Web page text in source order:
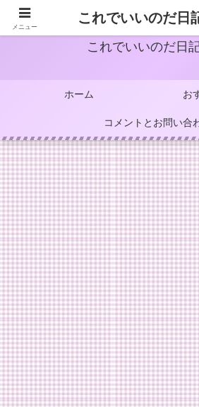
これでいいのだ日
ホーム お
コメントとお問い合
メニュー
これでいいのだ日